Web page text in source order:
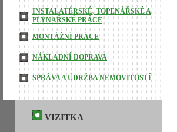
INSTALATÉRSKÉ, TOPENÁŘSKÉ A
PLYNAŘSKÉ PRÁCE
MONTÁŽNÍ PRÁCE
NÁKLADNÍ DOPRAVA
SPRÁVA A ÚDRŽBA NEMOVITOSTÍ
VIZITKA